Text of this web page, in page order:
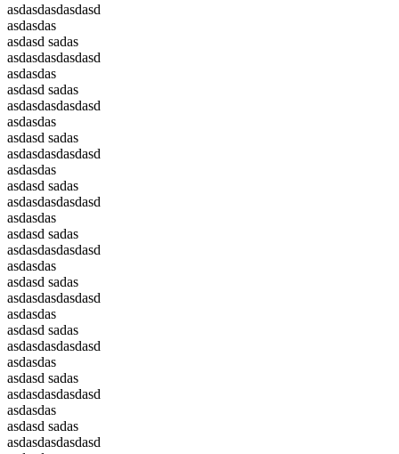
asdasdasdasdasd
asdasdas
asdasd sadas
asdasdasdasdasd
asdasdas
asdasd sadas
asdasdasdasdasd
asdasdas
asdasd sadas
asdasdasdasdasd
asdasdas
asdasd sadas
asdasdasdasdasd
asdasdas
asdasd sadas
asdasdasdasdasd
asdasdas
asdasd sadas
asdasdasdasdasd
asdasdas
asdasd sadas
asdasdasdasdasd
asdasdas
asdasd sadas
asdasdasdasdasd
asdasdas
asdasd sadas
asdasdasdasdasd